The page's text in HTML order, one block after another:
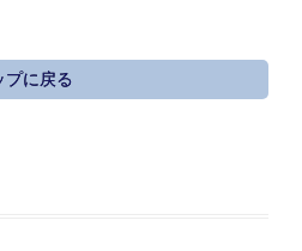
プに戻る